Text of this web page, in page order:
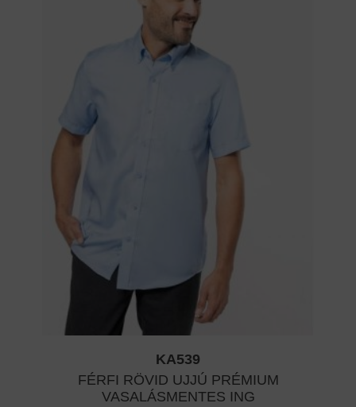
KA539
FÉRFI RÖVID UJJÚ PRÉMIUM
VASALÁSMENTES ING